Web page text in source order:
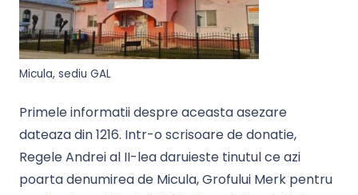
Micula, sediu GAL
Primele informatii despre aceasta asezare
dateaza din 1216. Intr-o scrisoare de donatie,
Regele Andrei al II-lea daruieste tinutul ce azi
poarta denumirea de Micula, Grofului Merk pentru